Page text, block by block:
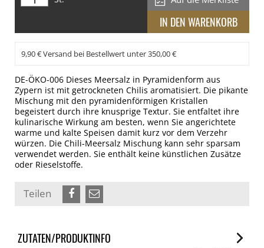
9,90 € Versand bei Bestellwert unter 350,00 €
DE-ÖKO-006 Dieses Meersalz in Pyramidenform aus
Zypern ist mit getrockneten Chilis aromatisiert. Die pikante
Mischung mit den pyramidenförmigen Kristallen
begeistert durch ihre knusprige Textur. Sie entfaltet ihre
kulinarische Wirkung am besten, wenn Sie angerichtete
warme und kalte Speisen damit kurz vor dem Verzehr
würzen. Die Chili-Meersalz Mischung kann sehr sparsam
verwendet werden. Sie enthält keine künstlichen Zusätze
oder Rieselstoffe.
Teilen
ZUTATEN/PRODUKTINFO